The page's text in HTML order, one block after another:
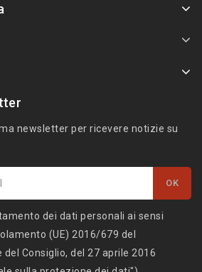
newsletter per ricevere notizie su
dei dati personali ai sensi
(UE) 2016/679 del
Consiglio, del 27 aprile 2016